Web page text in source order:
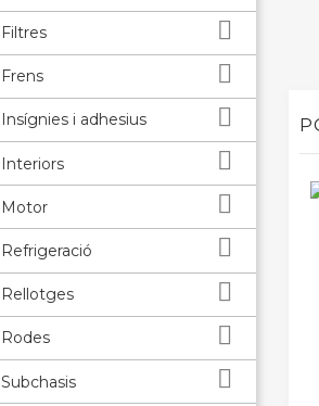
Filtres 
Frens 
Insígnies i adhesius 
Interiors 
Motor 
Refrigeració 
Rellotges 
Rodes 
Subchasis 